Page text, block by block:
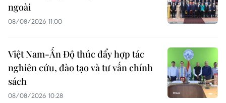
ngoài
08/08/2026 11:00
Việt Nam-Ấn Độ thúc đẩy hợp tác
nghiên cứu, đào tạo và tư vấn chính
sách
08/08/2026 10:28